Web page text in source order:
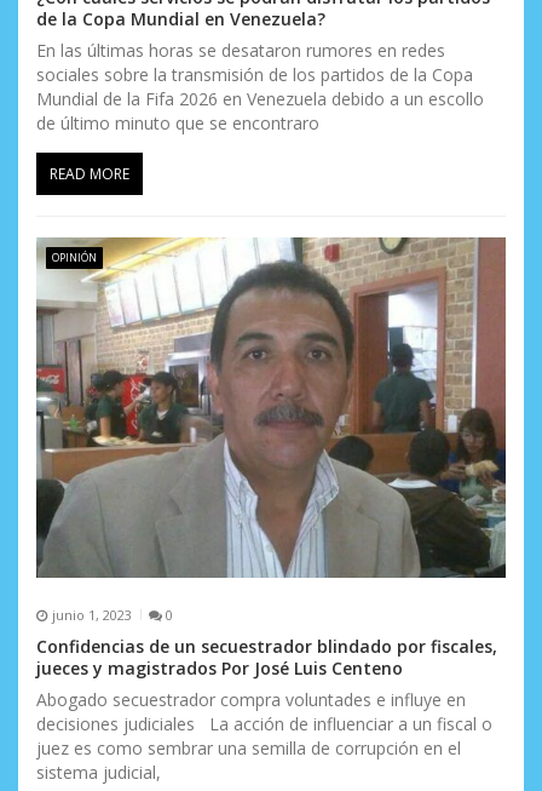
de la Copa Mundial en Venezuela?
En las últimas horas se desataron rumores en redes
sociales sobre la transmisión de los partidos de la Copa
Mundial de la Fifa 2026 en Venezuela debido a un escollo
de último minuto que se encontraro
READ MORE
OPINIÓN
junio 1, 2023 0
Confidencias de un secuestrador blindado por fiscales,
jueces y magistrados Por José Luis Centeno
Abogado secuestrador compra voluntades e influye en
decisiones judiciales La acción de influenciar a un fiscal o
juez es como sembrar una semilla de corrupción en el
sistema judicial,